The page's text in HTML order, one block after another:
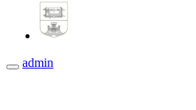
admin